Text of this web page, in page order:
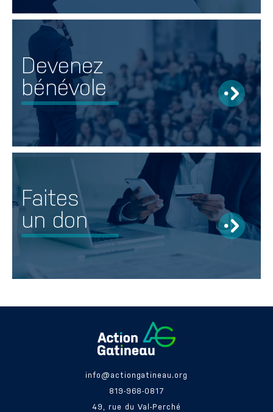
Devenez
bénévole
Faites
un don
info@actiongatineau.org
819-968-0817
49, rue du Val-Perché